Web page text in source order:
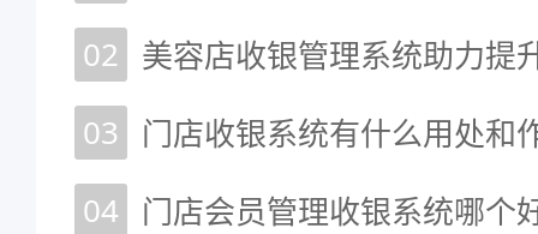
02 美容店收银管理系统助力提
03
门店收银系统有什么用处和
04
门店会员管理收银系统哪个